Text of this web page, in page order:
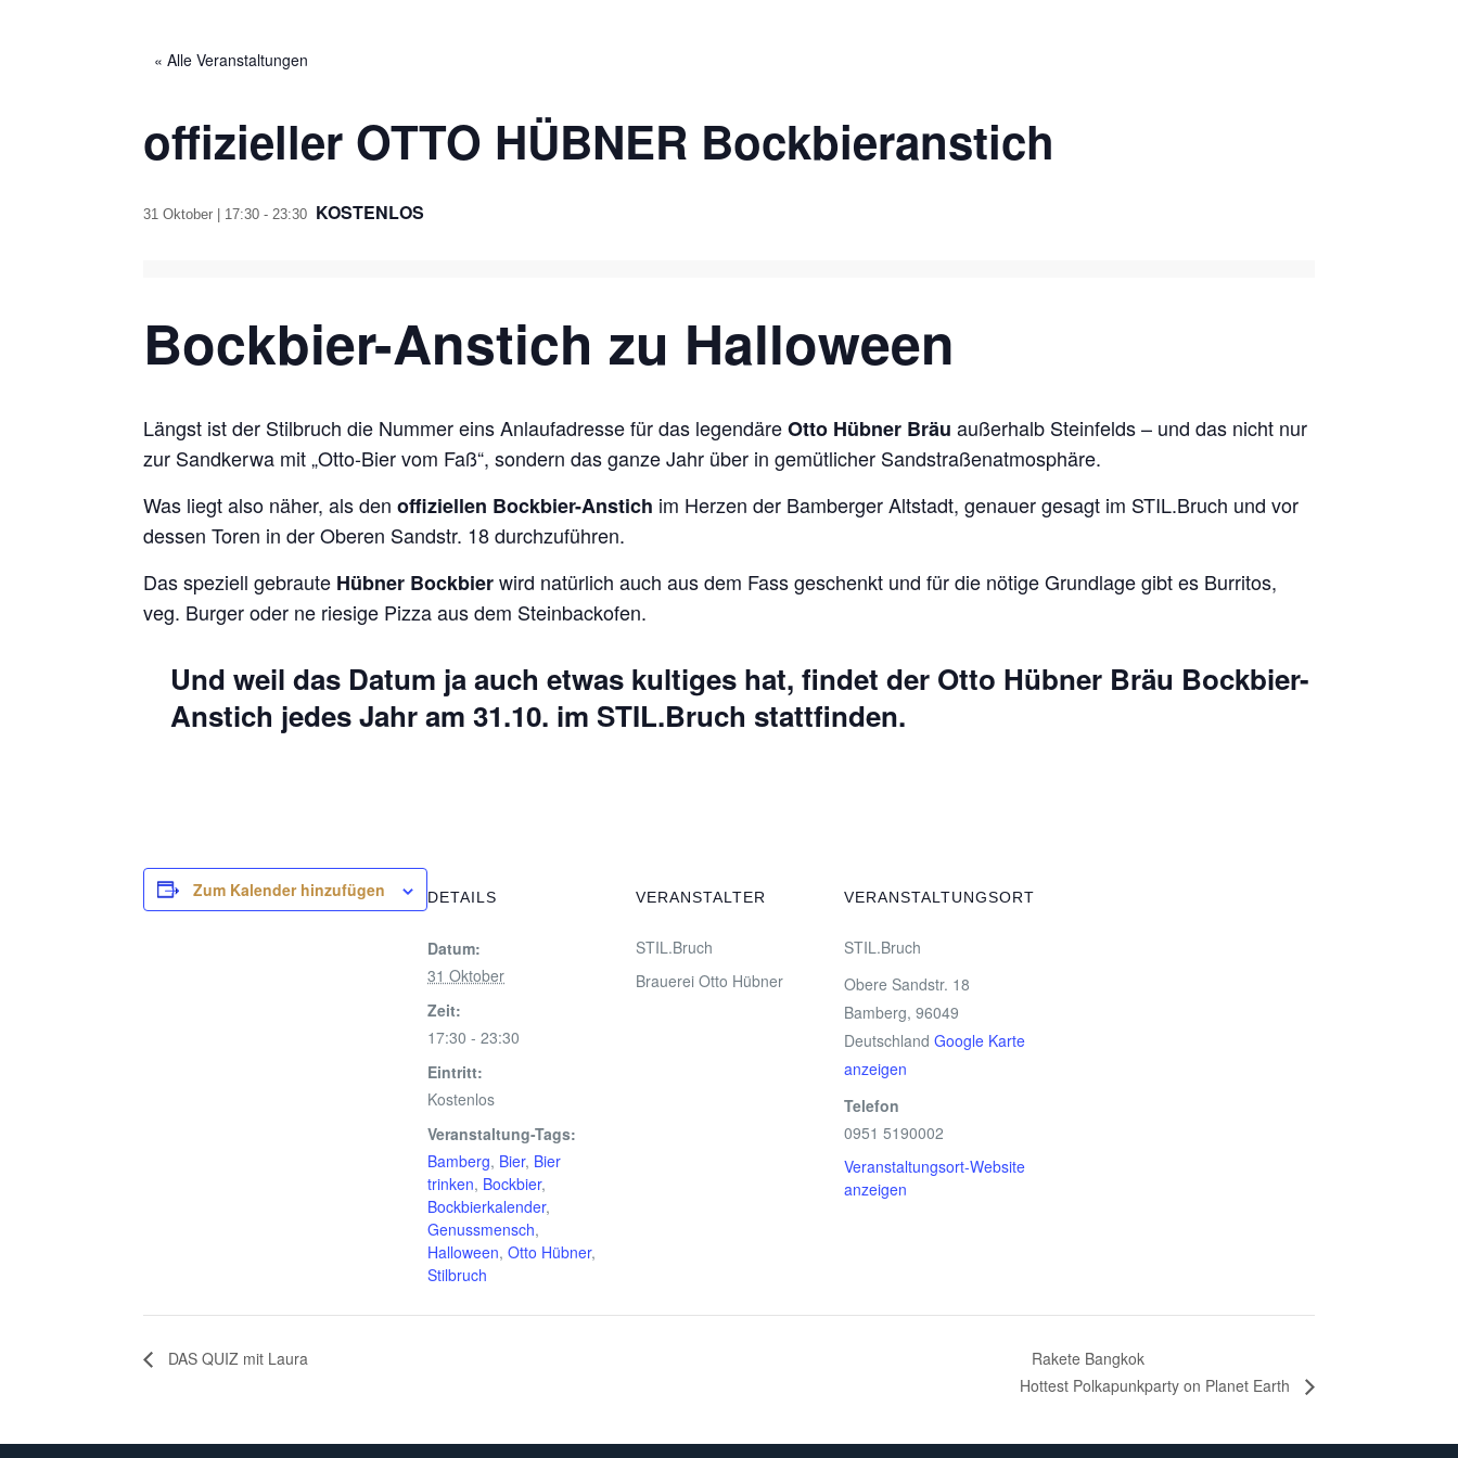
« Alle Veranstaltungen
offizieller OTTO HÜBNER Bockbieranstich
31 Oktober | 17:30 -23:30 KOSTENLOS
Bockbier-Anstich zu Halloween
Längst ist der Stilbruch die Nummer eins Anlaufadresse für das legendäreOtto Hübner Bräu außerhalb Steinfelds – und das nicht nur
zur Sandkerwa mit „Otto-Bier vom Faß“, sondern das ganze Jahr über in gemütlicher Sandstraßenatmosphäre.
Was liegt also näher, als denoffiziellen Bockbier-Anstich im Herzen der Bamberger Altstadt, genauer gesagt im STIL.Bruch und vor
dessen Toren in der Oberen Sandstr. 18 durchzuführen.
Das speziell gebraute Hübner Bockbierwird natürlich auch aus dem Fass geschenkt und für die nötige Grundlage gibt es Burritos,
veg. Burger oder ne riesige Pizza aus dem Steinbackofen.
Und weil das Datum ja auch etwas kultiges hat, findet der Otto Hübner Bräu Bockbier-
Anstich jedes Jahr am 31.10. im STIL.Bruch stattfinden.
Zum Kalender hinzufügen DETAILS
Datum:
31 Oktober
Zeit:
17:30 - 23:30
Eintritt:
Kostenlos
Veranstaltung-Tags:
Bamberg, Bier, Bier
trinken, Bockbier,
Bockbierkalender,
Genussmensch,
Halloween,Otto Hübner,
Stilbruch
VERANSTALTER
STIL.Bruch
Brauerei Otto Hübner
VERANSTALTUNGSORT
STIL.Bruch
Obere Sandstr. 18
Bamberg, 96049
Deutschland Google Karte
anzeigen
Telefon
0951 5190002
Veranstaltungsort-Website
anzeigen
DAS QUIZ mit Laura
Rakete Bangkok
Hottest Polkapunkparty on Planet Earth